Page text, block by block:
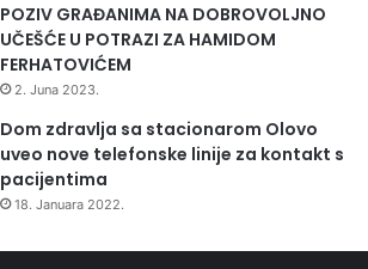
POZIV GRAĐANIMA NA DOBROVOLJNO
UČEŠĆE U POTRAZI ZA HAMIDOM
FERHATOVIĆEM
2. Juna 2023.
Dom zdravlja sa stacionarom Olovo
uveo nove telefonske linije za kontakt s
pacijentima
18. Januara 2022.